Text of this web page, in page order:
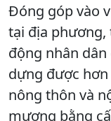
Đóng góp vào
tại địa phương,
động nhân
dựng được
nông thôn và
mương bằng